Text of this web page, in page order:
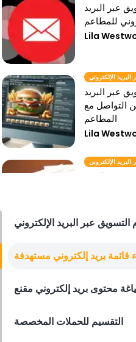
عبر البريد
للمطاعم
Lila
الإلكتروني
عبر البريد
التواصل مع
المطاعم
Lila
البريد الإلكتروني
عبر البريد
Lila
الإلكتروني
Lila
التسويق عبر البريد الإلكتروني
قائمة بريد إلكتروني مستهدفة
محتوى بريد إلكتروني مقنع
التقسيم للحملات المخصصة